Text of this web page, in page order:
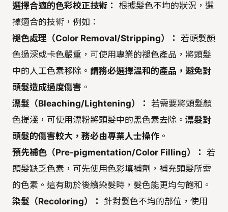
選擇合適的色彩校正技術：
根據髮色不均的狀況，選
擇適合的技術，例如：
褪色處理（Color Removal/Stripping）： 若頭髮顏
色過深或卡色嚴重，可使用專業的褪色產品，將頭髮
中的人工色素移除。 請務必選擇溫和的產品，避免對
頭髮造成過度傷害 。
漂髮（Bleaching/Lightening）： 若需要將頭髮顏
色提淺，可使用漂粉將頭髮中的黑色素去除。 漂髮對
頭髮的傷害較大，務必由專業人士操作 。
預先補色（Pre-pigmentation/Color Filling）： 若
頭髮缺乏色素，可先使用色彩填補劑，補充頭髮所需
的色素。這有助於後續染髮時，髮色能更均勻飽和。
染髮（Recoloring）： 針對髮色不均的部位，使用